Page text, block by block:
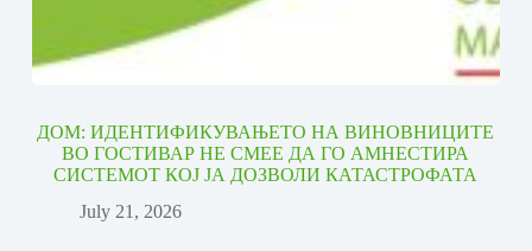
ДОМ: ИДЕНТИФИКУВАЊЕТО НА ВИНОВНИЦИТЕ
ВО ГОСТИВАР НЕ СМЕЕ ДА ГО АМНЕСТИРА
СИСТЕМОТ КОЈ ЈА ДОЗВОЛИ КАТАСТРОФАТА
July 21, 2026